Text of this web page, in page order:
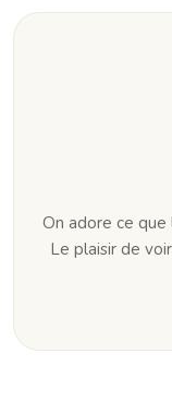
On adore ce
Le plaisir de